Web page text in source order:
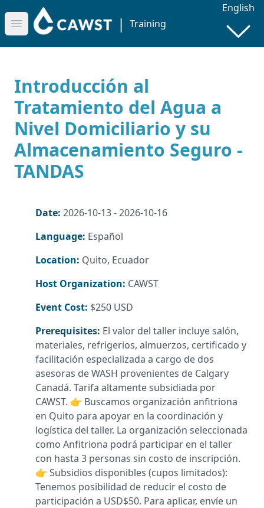
Open main menu | Training
English
Introducción al
Tratamiento del Agua a
Nivel Domiciliario y su
Almacenamiento Seguro -
TANDAS
Date: 2026-10-13 - 2026-10-16
Language: Español
Location: Quito, Ecuador
Host Organization: CAWST
Event Cost: $250 USD
Prerequisites: El valor del taller incluye salón,
materiales, refrigerios, almuerzos, certificado y
facilitación especializada a cargo de dos
asesoras de WASH provenientes de Calgary
Canadá. Tarifa altamente subsidiada por
CAWST. 👉 Buscamos organización anfitriona
en Quito para apoyar en la coordinación y
logística del taller. La organización seleccionada
como Anfitriona podrá participar en el taller
con hasta 3 personas sin costo de inscripción.
👉 Subsidios disponibles (cupos limitados):
Tenemos posibilidad de reducir el costo de
participación a USD$50. Para aplicar, envíe un